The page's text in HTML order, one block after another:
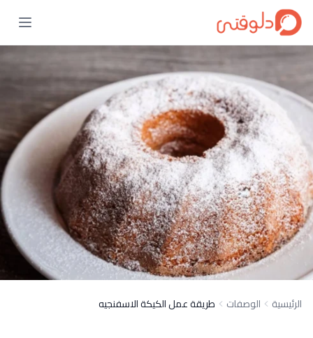
الرئيسية الوصفات طريقة عمل الكيكة الاسفنجيه